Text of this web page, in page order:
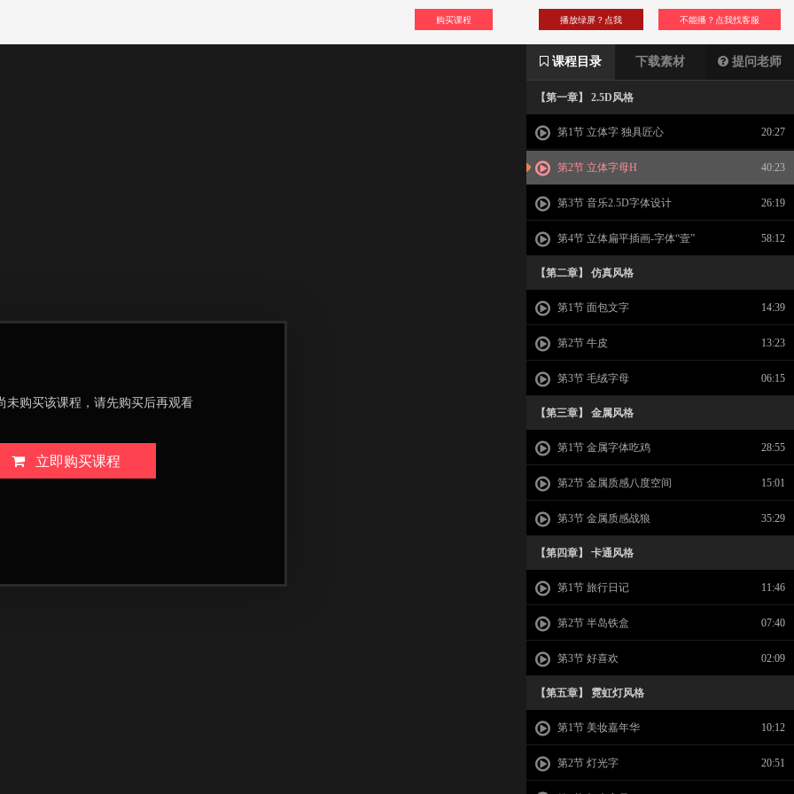
购买课程 不能播？点我找客服
播放绿屏？点我
课程目录 下载素材 提问老师
【第一章】 2.5D风格
第1节 立体字 独具匠心 20:27
第2节 立体字母H 40:23
第3节 音乐2.5D字体设计 26:19
第4节 立体扁平插画-字体“壹” 58:12
【第二章】 仿真风格
第1节 面包文字 14:39
第2节 牛皮 13:23
第3节 毛绒字母 06:15
【第三章】 金属风格
第1节 金属字体吃鸡 28:55
第2节 金属质感八度空间 15:01
第3节 金属质感战狼 35:29
【第四章】 卡通风格
第1节 旅行日记 11:46
第2节 半岛铁盒 07:40
第3节 好喜欢 02:09
【第五章】 霓虹灯风格
第1节 美妆嘉年华 10:12
第2节 灯光字 20:51
未购买该课程，请先购买后再观看
立即购买课程